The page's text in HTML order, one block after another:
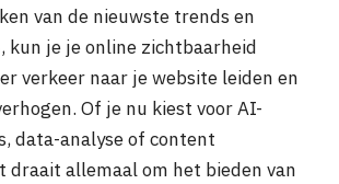
van de nieuwste trends en
kun je je online zichtbaarheid
verkeer naar je website leiden en
Of je nu kiest voor AI-
data-analyse of content
draait allemaal om het bieden van